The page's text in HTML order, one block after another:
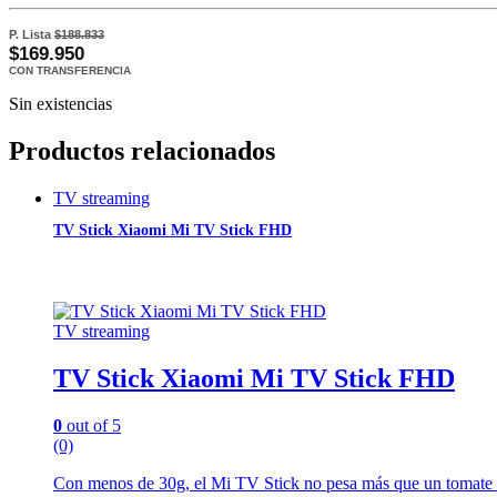
P. Lista$188.833
$169.950
CON TRANSFERENCIA
Sin existencias
Productos relacionados
TV streaming
TV Stick Xiaomi Mi TV Stick FHD
TV streaming
TV Stick Xiaomi Mi TV Stick FHD
0 out of 5
(0)
Con menos de 30g, el Mi TV Stick no pesa más que un